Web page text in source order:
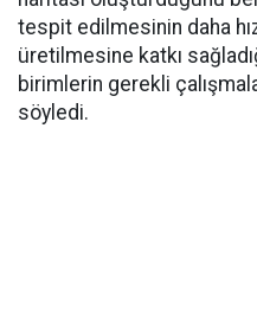
tespit edilmesinin daha
üretilmesine katkı
birimlerin gerekli
söyledi.